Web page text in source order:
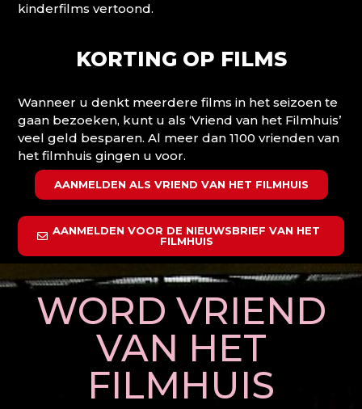
kinderfilms vertoond.
KORTING OP FILMS
Wanneer u denkt meerdere films in het seizoen te
gaan bezoeken, kunt u als ‘Vriend van het Filmhuis’
veel geld besparen. Al meer dan 1100 vrienden van
het filmhuis gingen u voor.
AANMELDEN ALS VRIEND VAN HET FILMHUIS
AANMELDEN VOOR DE NIEUWSBRIEF VAN HET
FILMHUIS
WORD VRIEND
VAN HET
FILMHUIS